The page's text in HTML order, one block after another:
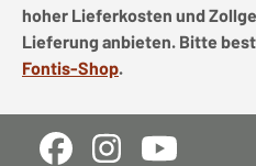
hoher Lieferkosten und
Lieferung anbieten. Bitte
Fontis-Shop.